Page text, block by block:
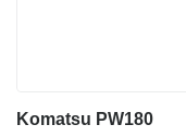
Komatsu PW180